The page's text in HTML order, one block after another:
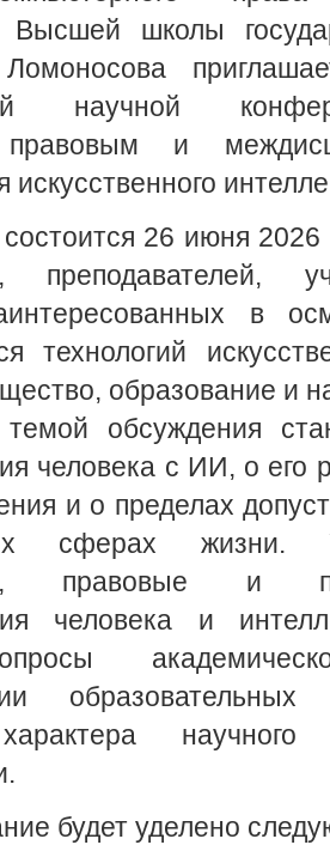
Высшей школы
научной
правовым и
искусственного
26 июня 2026
преподавателей,
в
технологий
образование и
темой обсуждения
человека с ИИ, о
и о пределах
сферах жизни.
правовые и
человека и
будет уделено